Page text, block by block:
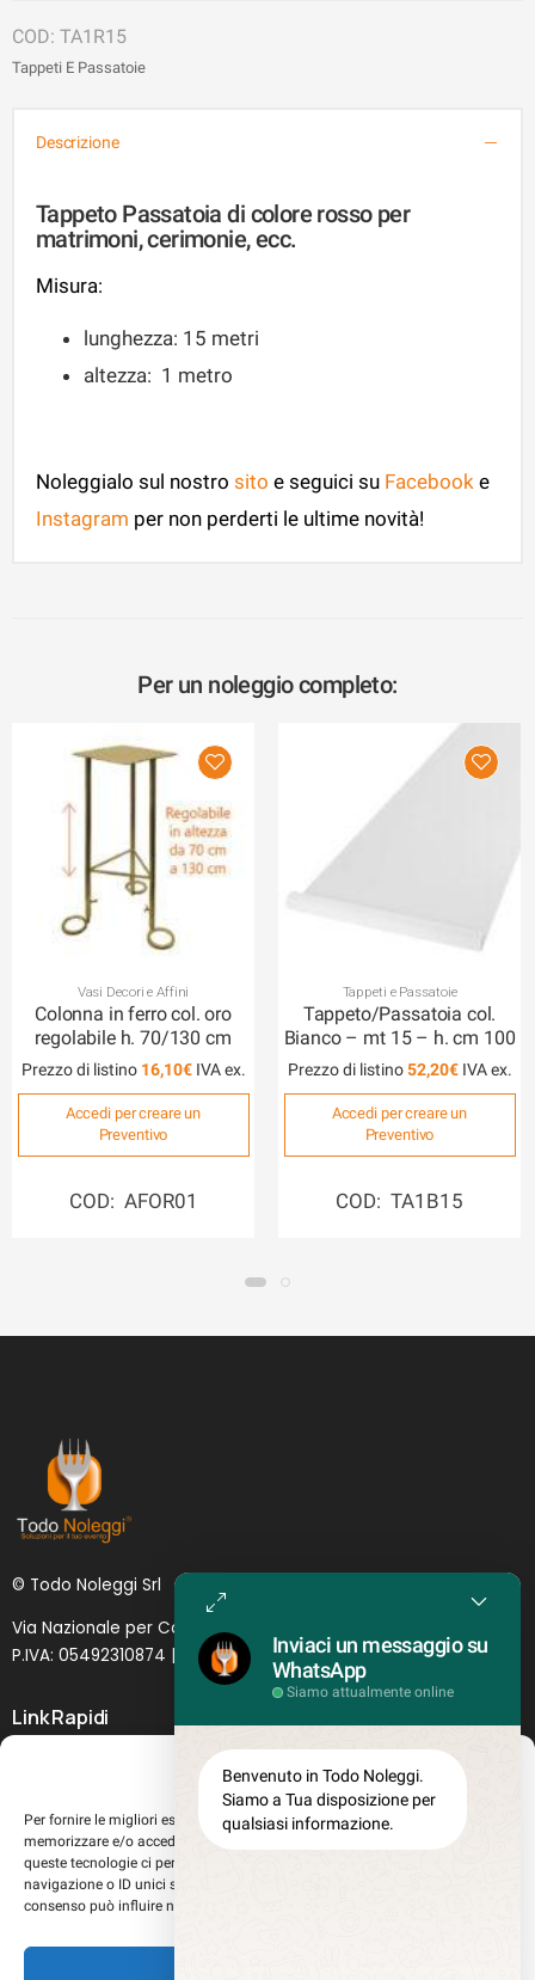
Gestisci Consenso
Per fornire le migliori esperienze, utilizziamo tecnologie come i cookie per
memorizzare e/o accedere alle informazioni del dispositivo. Il consenso a
queste tecnologie ci permetterà di elaborare dati come il comportamento di
navigazione o ID unici su questo sito. Non acconsentire o ritirare il
consenso può influire negativamente su alcune caratteristiche e funzioni.
TA1R15
Tappeti E Passatoie
Descrizione
Tappeto Passatoia di colore rosso per
matrimoni, cerimonie, ecc.
Misura:
lunghezza: 15 metri
altezza: 1 metro
Noleggialo sul nostro sito e seguici su Facebook e
Instagram per non perderti le ultime novità!
Per un noleggio completo:
Vasi Decori e Affini
Colonna in ferro col. oro
regolabile h. 70/130 cm
Prezzo di listino 16,10€
Accedi per creare un
Preventivo
COD: AFOR01
Tappeti e Passatoie
Tappeto/Passatoia col.
Bianco – mt 15 – h. cm 100
Prezzo di listino52,20€
Accedi per creare un
Preventivo
COD: TA1B15
© Todo Noleggi Srl
Via Nazionale per Catania, 6 | 95024 - Acireale (CT)
P.IVA: 05492310874 | SDI: MJ1 O YNU (Lettera )
Link Rapidi
Chi siamo
Perché sceglierci
Registrati al sito
Lavora con noi
Misure teglie Gastronorm
Inviaci un messaggio su
WhatsApp
Siamo attualmente online
Benvenuto in Todo Noleggi.
Siamo a Tua disposizione per
qualsiasi informazione.